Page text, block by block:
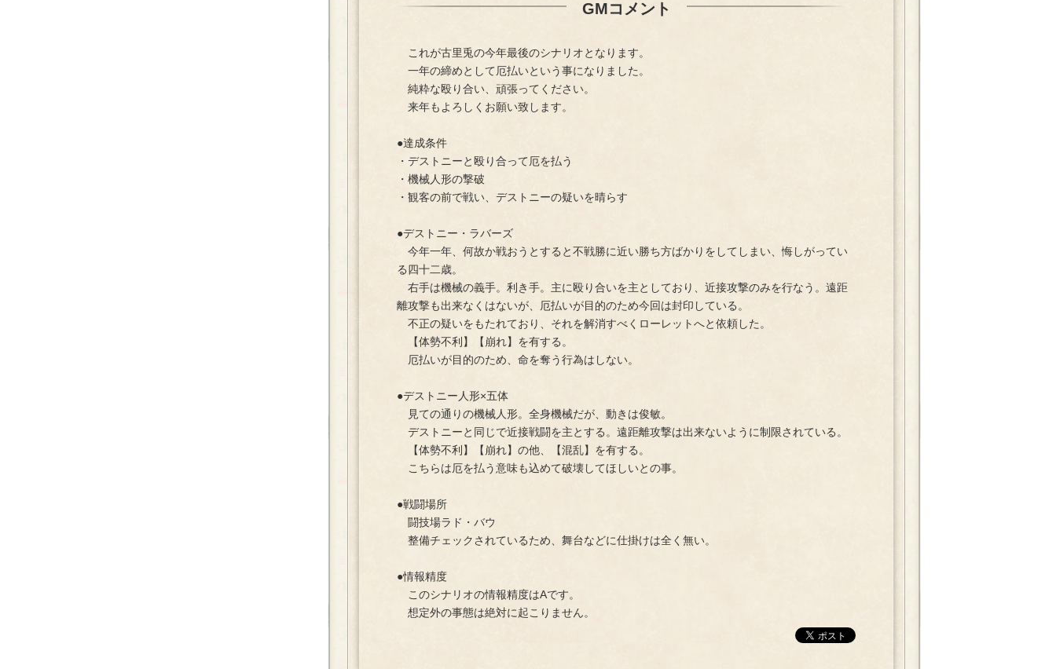
GMコメント
これが古里兎の今年最後のシナリオとなります。
一年の締めとして厄払いという事になりました。
純粋な殴り合い、頑張ってください。
来年もよろしくお願い致します。
●達成条件
・デストニーと殴り合って厄を払う
・機械人形の撃破
・観客の前で戦い、デストニーの疑いを晴らす
●デストニー・ラバーズ
今年一年、何故か戦おうとすると不戦勝に近い勝ち方ばかりをしてしまい、悔しがってい
る四十二歳。
右手は機械の義手。利き手。主に殴り合いを主としており、近接攻撃のみを行なう。遠距
離攻撃も出来なくはないが、厄払いが目的のため今回は封印している。
不正の疑いをもたれており、それを解消すべくローレットへと依頼した。
【体勢不利】【崩れ】を有する。
厄払いが目的のため、命を奪う行為はしない。
●デストニー人形×五体
見ての通りの機械人形。全身機械だが、動きは俊敏。
デストニーと同じで近接戦闘を主とする。遠距離攻撃は出来ないように制限されている。
【体勢不利】【崩れ】の他、【混乱】を有する。
こちらは厄を払う意味も込めて破壊してほしいとの事。
●戦闘場所
闘技場ラド・バウ
整備チェックされているため、舞台などに仕掛けは全く無い。
●情報精度
このシナリオの情報精度はAです。
想定外の事態は絶対に起こりません。